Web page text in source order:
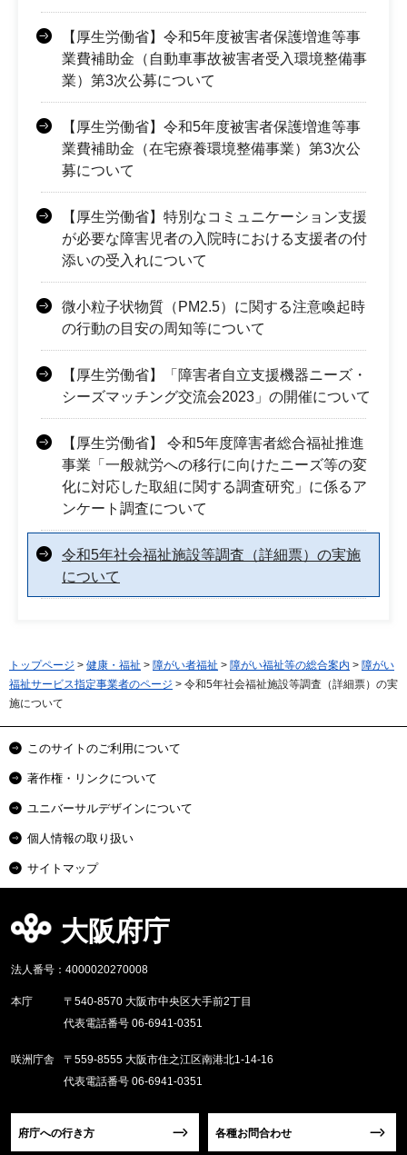
【厚生労働省】令和5年度被害者保護増進等事
業費補助金（自動車事故被害者受入環境整備事
業）第3次公募について
【厚生労働省】令和5年度被害者保護増進等事
業費補助金（在宅療養環境整備事業）第3次公
募について
【厚生労働省】特別なコミュニケーション支援
が必要な障害児者の入院時における支援者の付
添いの受入れについて
微小粒子状物質（PM2.5）に関する注意喚起時
の行動の目安の周知等について
【厚生労働省】「障害者自立支援機器ニーズ・
シーズマッチング交流会2023」の開催について
【厚生労働省】 令和5年度障害者総合福祉推進
事業「一般就労への移行に向けたニーズ等の変
化に対応した取組に関する調査研究」に係るア
ンケート調査について
令和5年社会福祉施設等調査（詳細票）の実施
について
トップページ > 健康・福祉 > 障がい者福祉 > 障がい福祉等の総合案内 > 障がい
福祉サービス指定事業者のページ > 令和5年社会福祉施設等調査（詳細票）の実
施について
このサイトのご利用について
著作権・リンクについて
ユニバーサルデザインについて
個人情報の取り扱い
サイトマップ
大阪府庁
法人番号：4000020270008
本庁
〒540-8570 大阪市中央区大手前2丁目
代表電話番号 06-6941-0351
咲洲庁舎
〒559-8555 大阪市住之江区南港北1-14-16
代表電話番号 06-6941-0351
府庁への行き方 各種お問合わせ